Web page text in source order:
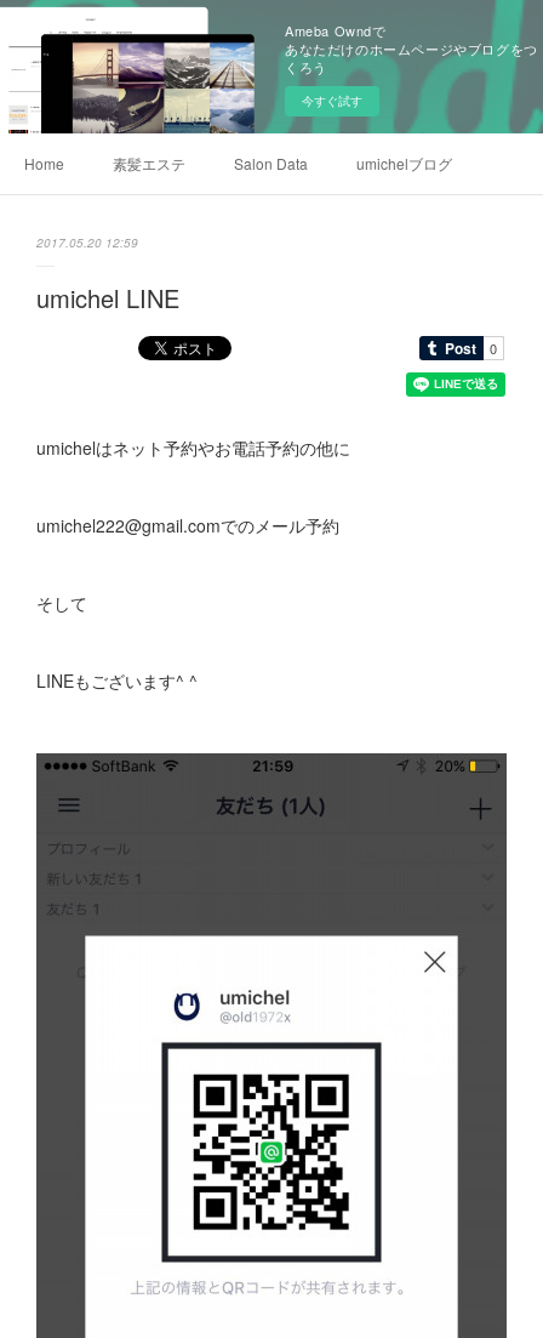
Ameba Owndで
あなただけのホームページやブログをつ
くろう
今すぐ試す
Home 素髪エステ Salon Data umichelブログ
2017.05.20 12:59
umichel LINE
umichelはネット予約やお電話予約の他に
umichel222@gmail.comでのメール予約
そして
LINEもございます^ ^